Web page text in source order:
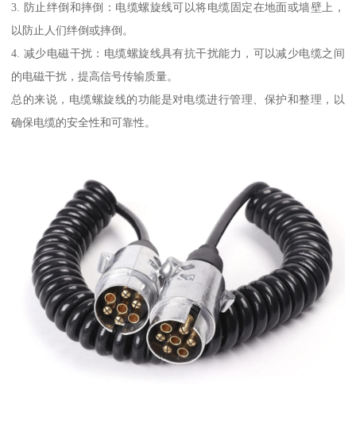
3. 防止绊倒和摔倒：电缆螺旋线可以将电缆固定在地面或墙壁上，
以防止人们绊倒或摔倒。
4. 减少电磁干扰：电缆螺旋线具有抗干扰能力，可以减少电缆之间
的电磁干扰，提高信号传输质量。
总的来说，电缆螺旋线的功能是对电缆进行管理、保护和整理，以
确保电缆的安全性和可靠性。